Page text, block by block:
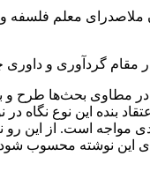
ملاصدرای معلم فلسفه
مقام گردآوری و داوری
مطاوی بحث‌ها طرح و به
بنده این نوع نگاه در
مواجه است. از این رو
این نوشته محسوب